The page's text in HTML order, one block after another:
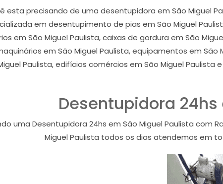
esta precisando de uma desentupidora em São Miguel
em desentupimento de pias em São Miguel
em São Miguel Paulista, caixas de gordura em São
em São Miguel Paulista, equipamentos em
Paulista, edifícios comércios em São Miguel Paulista
Desentupidora
uma Desentupidora 24hs em São Miguel Paulista com
Miguel Paulista todos os dias atendemos em